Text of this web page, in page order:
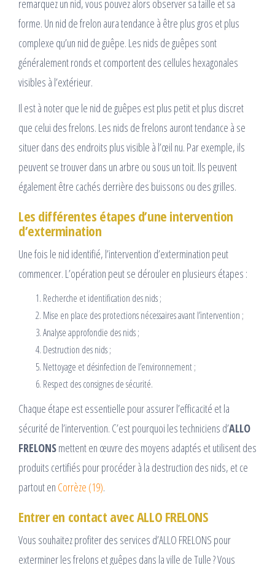
remarquez un nid, vous pouvez alors observer sa taille et sa
forme. Un nid de frelon aura tendance à être plus gros et plus
complexe qu’un nid de guêpe. Les nids de guêpes sont
généralement ronds et comportent des cellules hexagonales
visibles à l’extérieur.
Il est à noter que le nid de guêpes est plus petit et plus discret
que celui des frelons. Les nids de frelons auront tendance à se
situer dans des endroits plus visible à l’œil nu. Par exemple, ils
peuvent se trouver dans un arbre ou sous un toit. Ils peuvent
également être cachés derrière des buissons ou des grilles.
Les différentes étapes d’une intervention
d’extermination
Une fois le nid identifié, l’intervention d’extermination peut
commencer. L’opération peut se dérouler en plusieurs étapes :
Recherche et identification des nids ;
Mise en place des protections nécessaires avant l’intervention ;
Analyse approfondie des nids ;
Destruction des nids ;
Nettoyage et désinfection de l’environnement ;
Respect des consignes de sécurité.
Chaque étape est essentielle pour assurer l’efficacité et la
sécurité de l’intervention. C’est pourquoi les techniciens d’ALLO
FRELONSmettent en œuvre des moyens adaptés et utilisent des
produits certifiés pour procéder à la destruction des nids, et ce
partout en Corrèze (19).
Entrer en contact avec ALLO FRELONS
Vous souhaitez profiter des services d’ALLO FRELONS pour
exterminer les frelons et guêpes dans la ville de Tulle ? Vous